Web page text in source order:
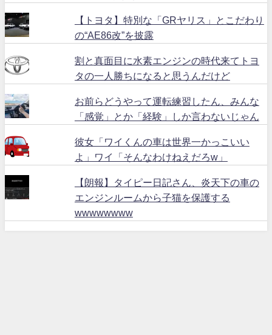
【トヨタ】特別な「GRヤリス」とこだわり
の“AE86改”を披露
割と真面目に水素エンジンの時代来てトヨ
タの一人勝ちになると思うんだけど
お前らどうやって運転練習したん、みんな
「感覚」とか「経験」しか言わないじゃん
彼女「ワイくんの車は世界一かっこいい
よ」ワイ「そんなわけねえだろw」
【朗報】タイピー日記さん、炎天下の車の
エンジンルームから子猫を保護する
wwwwwwww